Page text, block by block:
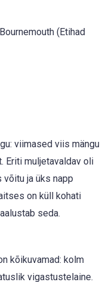
(Etihad
viimased viis mängu
Eriti muljetavaldav oli
võitu ja üks napp
on küll kohati
seda.
kõikuvamad: kolm
vigastustelaine.